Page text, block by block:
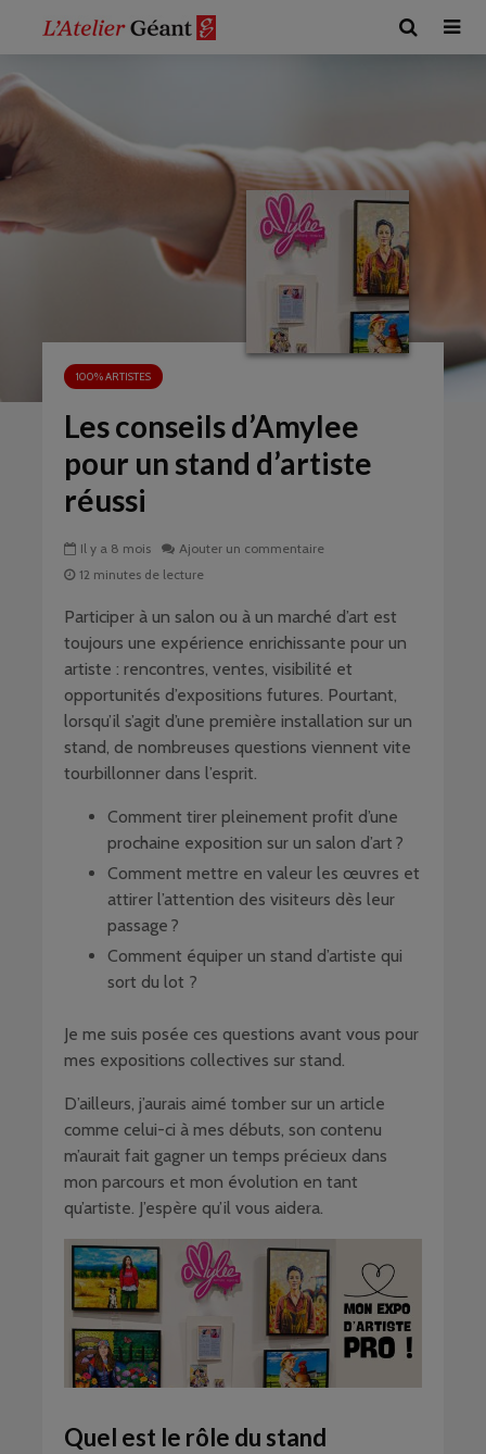
100% ARTISTES
Les conseils d’Amylee
pour un stand d’artiste
réussi
Il y a 8 mois
Ajouter un commentaire
12 minutes de lecture
Participer à un salon ou à un marché d’art est
toujours une expérience enrichissante pour un
artiste : rencontres, ventes, visibilité et
opportunités d’expositions futures. Pourtant,
lorsqu’il s’agit d’une première installation sur un
stand, de nombreuses questions viennent vite
tourbillonner dans l’esprit.
Comment tirer pleinement profit d’une
prochaine exposition sur un salon d’art ?
Comment mettre en valeur les œuvres et
attirer l’attention des visiteurs dès leur
passage ?
Comment équiper un stand d’artiste qui
sort du lot ?
Je me suis posée ces questions avant vous pour
mes expositions collectives sur stand.
D’ailleurs, j’aurais aimé tomber sur un article
comme celui-ci à mes débuts, son contenu
m’aurait fait gagner un temps précieux dans
mon parcours et mon évolution en tant
qu’artiste. J’espère qu’il vous aidera.
Quel est le rôle du stand